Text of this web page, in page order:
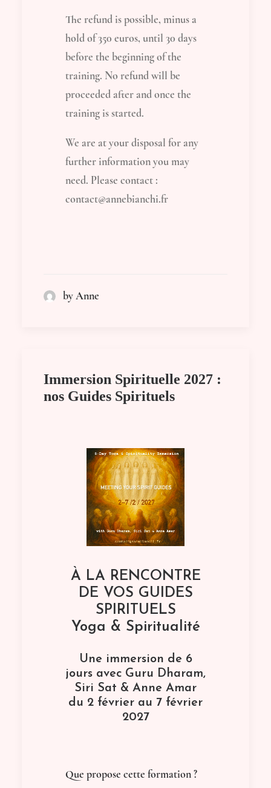
The refund is possible, minus a
hold of 350 euros, until 30 days
before the beginning of the
training. No refund will be
proceeded after and once the
training is started.
We are at your disposal for any
further information you may
need. Please contact :
contact@annebianchi.fr
by Anne
Immersion Spirituelle 2027 :
nos Guides Spirituels
À LA RENCONTRE
DE VOS GUIDES
SPIRITUELS
Yoga & Spiritualité
Une immersion de 6
jours avec Guru Dharam,
Siri Sat & Anne Amar
du 2 février au 7 février
2027
Que propose cette formation ?